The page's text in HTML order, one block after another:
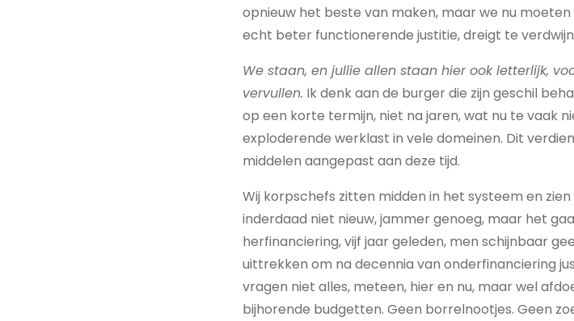
opnieuw het beste van maken, maar we nu
echt beter functionerende justitie, dreigt te
We staan, en jullie allen staan hier ook letterlijk,
vervullen. Ik denk aan de burger die zijn geschil
op een korte termijn, niet na jaren, wat nu te vaak
exploderende werklast in vele domeinen. Dit
middelen aangepast aan deze tijd.
Wij korpschefs zitten midden in het systeem en
inderdaad niet nieuw, jammer genoeg, maar het
herfinanciering, vijf jaar geleden, men schijnbaar
uittrekken om na decennia van onderfinanciering
vragen niet alles, meteen, hier en nu, maar wel
bijhorende budgetten. Geen borrelnootjes. Geen